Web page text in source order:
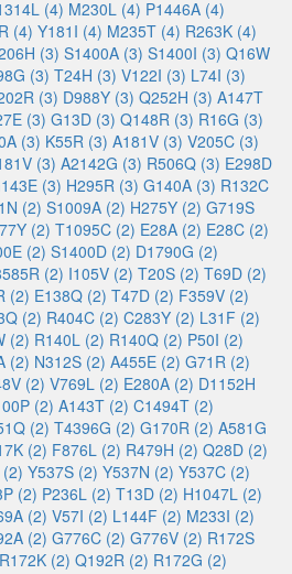
(4) M230L (4) P1446A (4)
(4) Y181I (4) M235T (4) R263K (4)
(3) S1400A (3) S1400I (3) Q16W
(3) T24H (3) V122I (3) L74I (3)
(3) D988Y (3) Q252H (3) A147T
(3) G13D (3) Q148R (3) R16G (3)
(3) K55R (3) A181V (3) V205C (3)
(3) A2142G (3) R506Q (3) E298D
(3) H295R (3) G140A (3) R132C
(2) S1009A (2) H275Y (2) G719S
(2) T1095C (2) E28A (2) E28C (2)
(2) S1400D (2) D1790G (2)
(2) I105V (2) T20S (2) T69D (2)
(2) E138Q (2) T47D (2) F359V (2)
(2) R404C (2) C283Y (2) L31F (2)
(2) R140L (2) R140Q (2) P50I (2)
(2) N312S (2) A455E (2) G71R (2)
(2) V769L (2) E280A (2) D1152H
(2) A143T (2) C1494T (2)
(2) T4396G (2) G170R (2) A581G
(2) F876L (2) R479H (2) Q28D (2)
Y537S (2) Y537N (2) Y537C (2)
(2) P236L (2) T13D (2) H1047L (2)
(2) V57I (2) L144F (2) M233I (2)
(2) G776C (2) G776V (2) R172S
R172K (2) Q192R (2) R172G (2)